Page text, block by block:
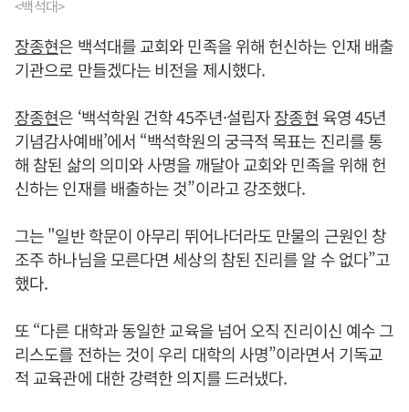
<백석대>
장종현은 백석대를 교회와 민족을 위해 헌신하는 인재 배출
기관으로 만들겠다는 비전을 제시했다.
장종현은 ‘백석학원 건학 45주년·설립자장종현 육영 45년
기념감사예배’에서 “백석학원의 궁극적 목표는 진리를 통
해 참된 삶의 의미와 사명을 깨달아 교회와 민족을 위해 헌
신하는 인재를 배출하는 것”이라고 강조했다.
그는 "일반 학문이 아무리 뛰어나더라도 만물의 근원인 창
조주 하나님을 모른다면 세상의 참된 진리를 알 수 없다”고
했다.
또 “다른 대학과 동일한 교육을 넘어 오직 진리이신 예수 그
리스도를 전하는 것이 우리 대학의 사명”이라면서 기독교
적 교육관에 대한 강력한 의지를 드러냈다.